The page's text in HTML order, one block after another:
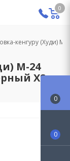
0
М-24
XS
кенгуру (Худи)
0
0